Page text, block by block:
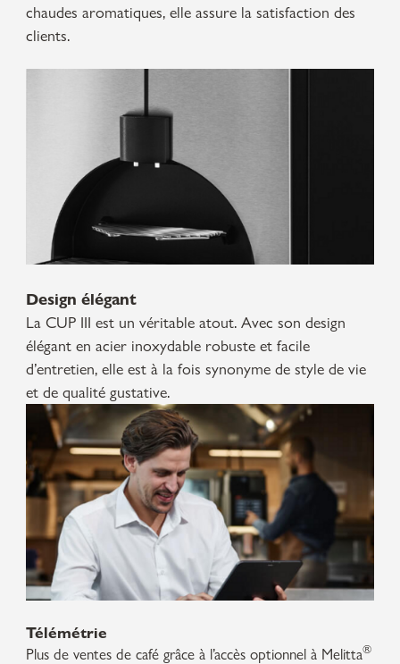
chaudes aromatiques, elle assure la satisfaction des
clients.
Design élégant
La CUP III est un véritable atout. Avec son design
élégant en acier inoxydable robuste et facile
d’entretien, elle est à la fois synonyme de style de vie
et de qualité gustative.
Télémétrie
Plus de ventes de café grâce à l’accès optionnel à Melitta®